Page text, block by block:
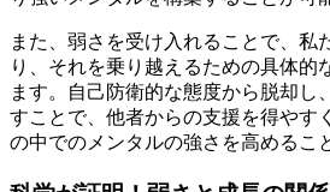
また、弱さを受け入れることで、私
り、それを乗り越えるための具体的
ます。自己防衛的な態度から脱却し
すことで、他者からの支援を得やす
の中でのメンタルの強さを高めるこ